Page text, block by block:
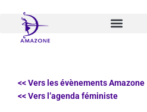
contenu
<< Vers les évènements Amazone
<< Vers l’agenda féministe